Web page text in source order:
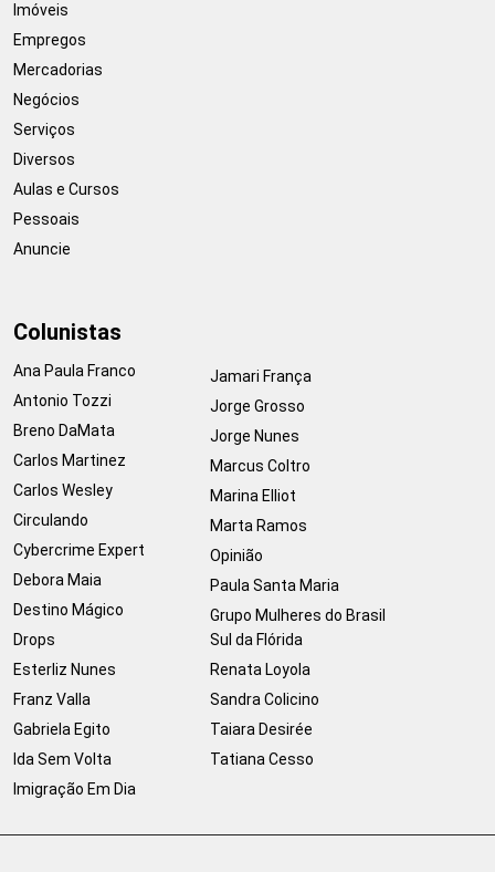
Imóveis
Empregos
Mercadorias
Negócios
Serviços
Diversos
Aulas e Cursos
Pessoais
Anuncie
Colunistas
Ana Paula Franco
Antonio Tozzi
Breno DaMata
Carlos Martinez
Carlos Wesley
Circulando
Cybercrime Expert
Debora Maia
Destino Mágico
Drops
Esterliz Nunes
Franz Valla
Gabriela Egito
Ida Sem Volta
Imigração Em Dia
Jamari França
Jorge Grosso
Jorge Nunes
Marcus Coltro
Marina Elliot
Marta Ramos
Opinião
Paula Santa Maria
Grupo Mulheres do Brasil
Sul da Flórida
Renata Loyola
Sandra Colicino
Taiara Desirée
Tatiana Cesso